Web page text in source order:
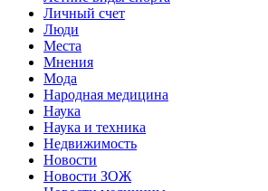
Личный счет
Люди
Места
Мнения
Мода
Народная медицина
Наука
Наука и техника
Недвижимость
Новости
Новости ЗОЖ